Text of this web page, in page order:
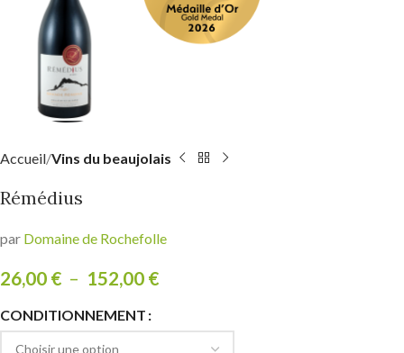
Accueil Vins du beaujolais
Rémédius
par Domaine de Rochefolle
26,00 € – 152,00 €
CONDITIONNEMENT